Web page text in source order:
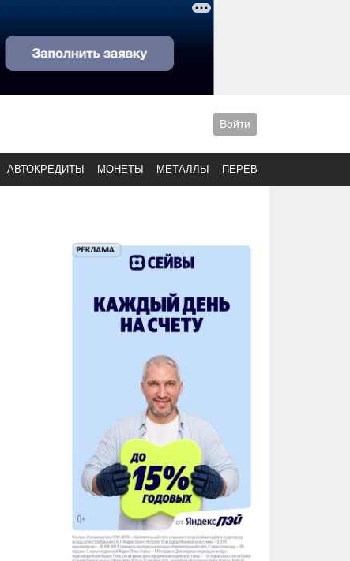
Войти
АВТОКРЕДИТЫ МОНЕТЫ МЕТАЛЛЫ ПЕРЕВОДЫ